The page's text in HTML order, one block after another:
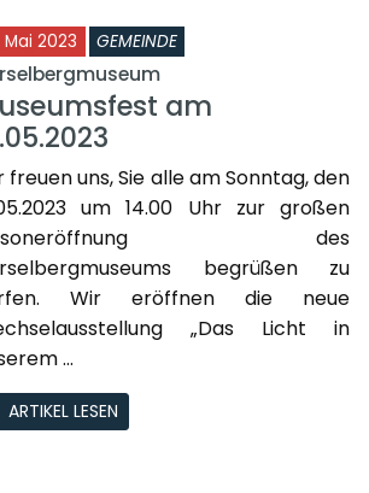
Mai 2023 GEMEINDE
am
freuen uns, Sie alle am Sonntag, den
um 14.00 Uhr zur großen
des
begrüßen zu
Wir eröffnen die neue
„Das Licht in
...
ARTIKEL LESEN